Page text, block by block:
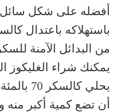
أفضله على شكل سائل
باستهلاكه باعتدال
من البدائل الآمنة
يحلي
أن تضع كمية أكبر منه